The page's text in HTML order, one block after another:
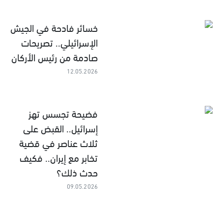
خسائر فادحة في الجيش
الإسرائيلي.. تصريحات
صادمة من رئيس الأركان
12.05.2026
فضيحة تجسس تهز
إسرائيل.. القبض على
ثلاث عناصر في قضية
تخابر مع إيران.. فكيف
حدث ذلك؟
09.05.2026